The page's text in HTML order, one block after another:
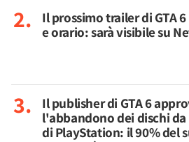
Il prossimo trailer di GTA
e orario: sarà visibile su
Il publisher di GTA 6
l'abbandono dei dischi
di PlayStation: il 90% del